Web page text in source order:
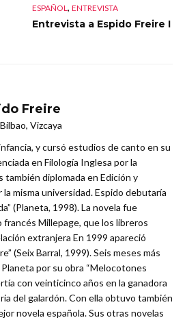
ESPAÑOL, ENTREVISTA
Entrevista a Espido Freire I
Freire
Vizcaya
y cursó estudios de canto en su
en Filología Inglesa por la
también diplomada en Edición y
misma universidad. Espido debutaría
(Planeta, 1998). La novela fue
francés Millepage, que los libreros
extranjera En 1999 apareció
(Seix Barral, 1999). Seis meses más
por su obra “Melocotones
con veinticinco años en la ganadora
del galardón. Con ella obtuvo también
novela española. Sus otras novelas